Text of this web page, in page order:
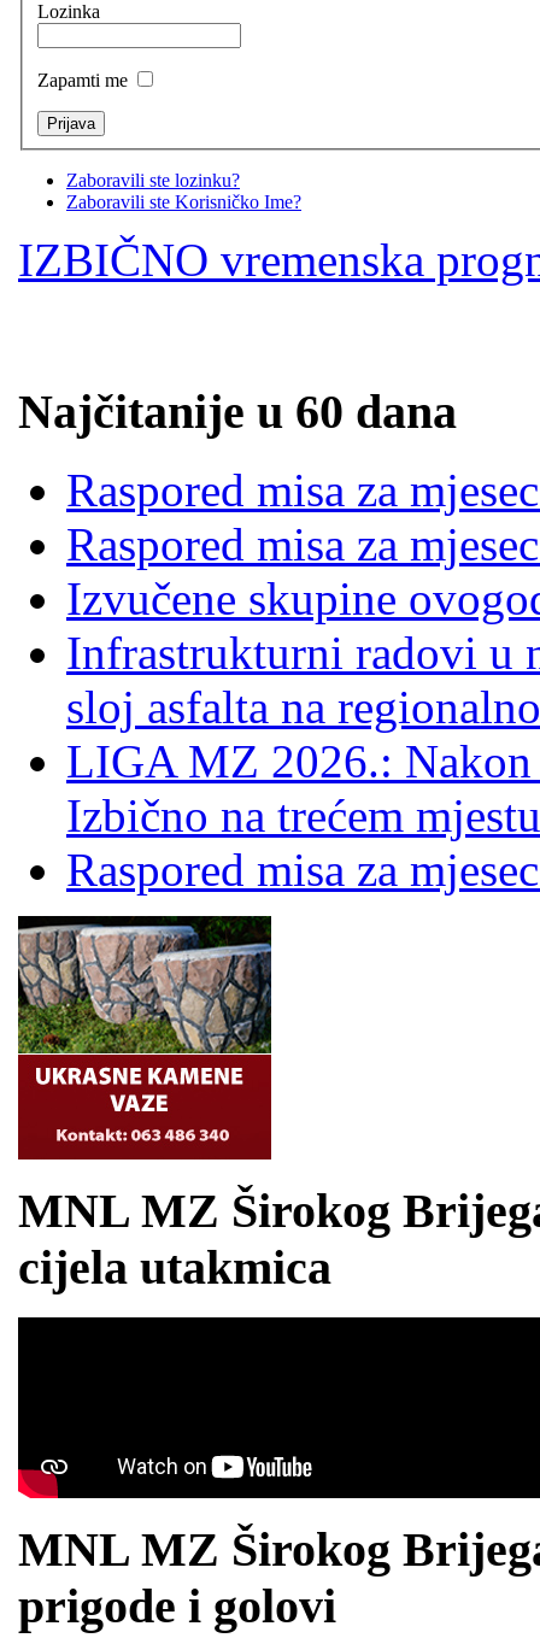
Lozinka
Zapamti me
Zaboravili ste lozinku?
Zaboravili ste Korisničko Ime?
IZBIČNO vremenska
Najčitanije u 60 dana
Raspored misa za
Raspored misa za
Izvučene skupine
Infrastrukturni radovi u
sloj asfalta na
LIGA MZ 2026.: Nakon
Izbično na trećem
Raspored misa za
MNL MZ Širokog
cijela utakmica
MNL MZ Širokog
prigode i golovi